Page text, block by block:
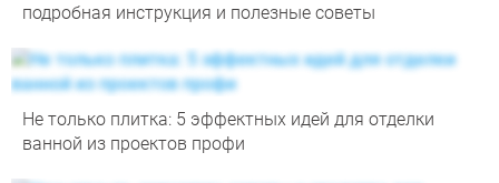
подробная инструкция и полезные советы
Не только плитка: 5 эффектных идей для отделки
ванной из проектов профи